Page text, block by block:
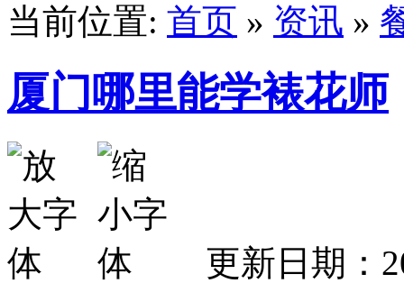
当前位置: 首页 » 资讯 »
厦门哪里能学裱花师
更新日期：